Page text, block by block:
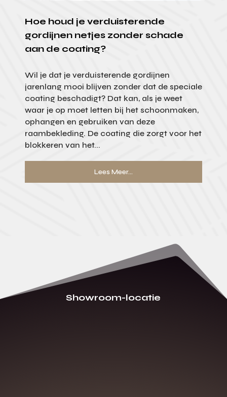
Hoe houd je verduisterende
gordijnen netjes zonder schade
aan de coating?
Wil je dat je verduisterende gordijnen
jarenlang mooi blijven zonder dat de speciale
coating beschadigt? Dat kan, als je weet
waar je op moet letten bij het schoonmaken,
ophangen en gebruiken van deze
raambekleding. De coating die zorgt voor het
blokkeren van het...
Lees Meer...
Showroom-locatie